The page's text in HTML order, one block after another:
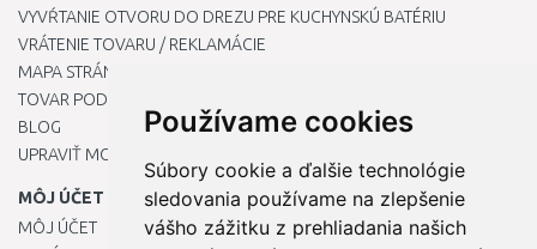
Používame cookies
Súbory cookie a ďalšie technológie
sledovania používame na zlepšenie
vášho zážitku z prehliadania našich
VYVŔTANIE OTVORU DO DREZU PRE KUCHYNSKÚ BATÉRIU
VRÁTENIE TOVARU / REKLAMÁCIE
MAPA STRÁNOK
TOVAR PODĽA ZNAČIEK
BLOG
UPRAVIŤ MOJE PREDVOĽBY COOKIES
MÔJ ÚČET
MÔJ ÚČET